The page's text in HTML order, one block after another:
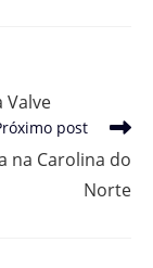
Valve
post
na Carolina do
Norte